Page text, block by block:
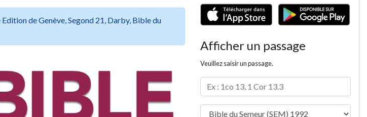
de Genève, Segond 21, Darby, Bible du
Afficher un passage
Veuillez saisir un passage.